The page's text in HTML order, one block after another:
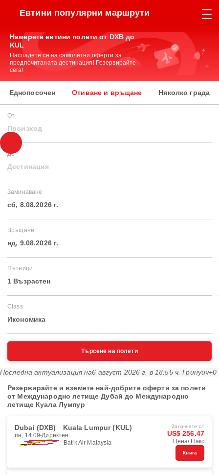
Евтини популярни маршрути
Намерете евтини полети от DXB до
KUL
Насладете се на самолетни оферти за
предпочитаната дестинация! Резервирайте
сега!
Еднопосочен Отиване и връщане Няколко града
От
Произход
До
Дестинация
Заминаване
сб, 8.08.2026 г.
Връщане
нд, 9.08.2026 г.
Пътници
1 Възрастен
Class
Икономика
Търсене на полети
Последна актуализация на6 август 2026 г. в 18:55 ч. Гринуич+0
Резервирайте и вземете най-добрите оферти за полети
от Международно летище Дубай до Международно
летище Куала Лумпур
Dubai (DXB) Kuala Lumpur (KUL)
пн, 14.09 Директен
Batik Air Malaysia
Започнете от
US$ 256.47
Цена/ Пакс
Книга